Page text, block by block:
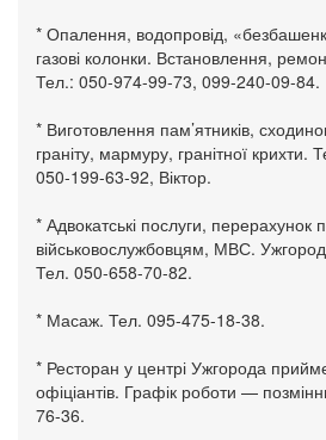
* Опалення, водопровід,
газові колонки. Встановлення,
Тел.: 050-974-99-73, 099-240-09-84.
* Виготовлення пам’ятників,
граніту, мармуру, гранітної
050-199-63-92, Віктор.
* Адвокатські послуги, перерахунок
військовослужбовцям, МВС.
Тел. 050-658-70-82.
* Масаж. Тел. 095-475-18-38.
* Ресторан у центрі Ужгорода
офіціантів. Графік роботи —
76-36.